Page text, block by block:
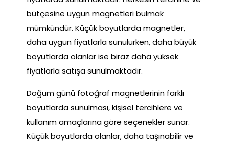
bütçesine uygun magnetleri bulmak
mümkündür. Küçük boyutlarda magnetler,
daha uygun fiyatlarla sunulurken, daha büyük
boyutlarda olanlar ise biraz daha yüksek
fiyatlarla satışa sunulmaktadır.
Doğum günü fotoğraf magnetlerinin farklı
boyutlarda sunulması, kişisel tercihlere ve
kullanım amaçlarına göre seçenekler sunar.
Küçük boyutlarda olanlar, daha taşınabilir ve